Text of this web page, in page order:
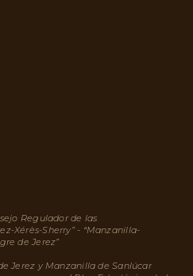
Regulador de las
Xérès-Sherry” - “Manzanilla-
de Jerez”
Jerez y Manzanilla de Sanlúcar